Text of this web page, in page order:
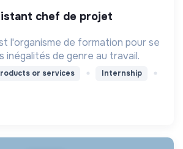
l'organisme de formation pour se
inégalités de genre au travail.
or services Internship